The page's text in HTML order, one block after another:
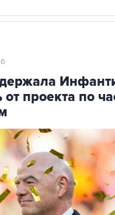
от проекта по